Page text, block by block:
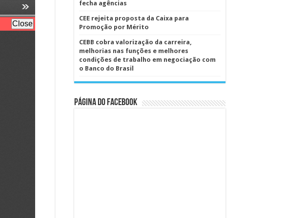
fecha agências
CEE rejeita proposta da Caixa para
Promoção por Mérito
CEBB cobra valorização da carreira,
melhorias nas funções e melhores
condições de trabalho em negociação com
o Banco do Brasil
Página do Facebook